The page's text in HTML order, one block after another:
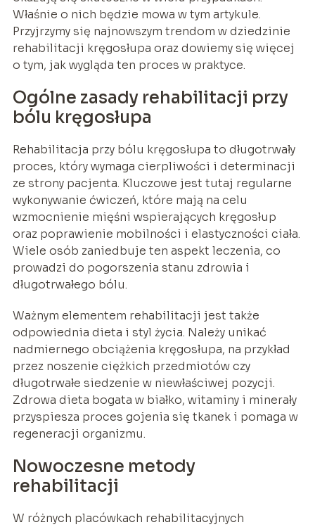
Właśnie o nich będzie mowa w tym artykule.
Przyjrzymy się najnowszym trendom w dziedzinie
rehabilitacji kręgosłupa oraz dowiemy się więcej
o tym, jak wygląda ten proces w praktyce.
Ogólne zasady rehabilitacji przy
bólu kręgosłupa
Rehabilitacja przy bólu kręgosłupa to długotrwały
proces, który wymaga cierpliwości i determinacji
ze strony pacjenta. Kluczowe jest tutaj regularne
wykonywanie ćwiczeń, które mają na celu
wzmocnienie mięśni wspierających kręgosłup
oraz poprawienie mobilności i elastyczności ciała.
Wiele osób zaniedbuje ten aspekt leczenia, co
prowadzi do pogorszenia stanu zdrowia i
długotrwałego bólu.
Ważnym elementem rehabilitacji jest także
odpowiednia dieta i styl życia. Należy unikać
nadmiernego obciążenia kręgosłupa, na przykład
przez noszenie ciężkich przedmiotów czy
długotrwałe siedzenie w niewłaściwej pozycji.
Zdrowa dieta bogata w białko, witaminy i minerały
przyspiesza proces gojenia się tkanek i pomaga w
regeneracji organizmu.
Nowoczesne metody
rehabilitacji
W różnych placówkach rehabilitacyjnych